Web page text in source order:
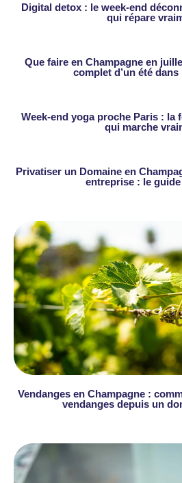
Digital detox : le week-end
qui répare
Que faire en Champagne en
complet d’un été
Week-end yoga proche Paris : la
qui marche
Privatiser un Domaine en
entreprise : le
Vendanges en Champagne :
vendanges depuis un